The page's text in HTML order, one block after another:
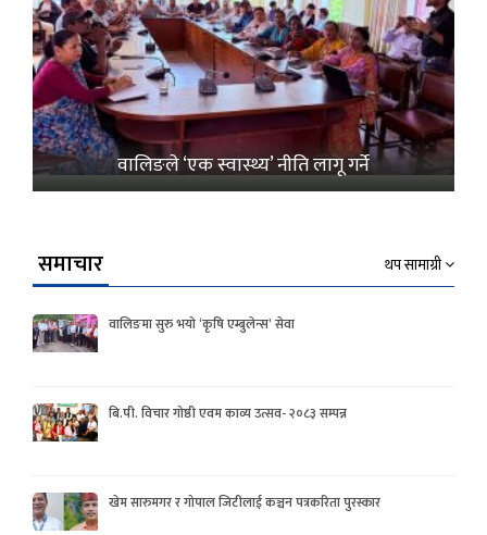
वालिङले ‘एक स्वास्थ्य’ नीति लागू गर्ने
समाचार थप सामाग्री
वालिङमा सुरु भयो ‘कृषि एम्बुलेन्स’ सेवा
बि.पी. विचार गोष्ठी एवम काव्य उत्सव- २०८३ सम्पन्न
खेम सारुमगर र गोपाल जिटीलाई कञ्चन पत्रकरिता पुरस्कार